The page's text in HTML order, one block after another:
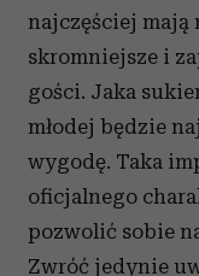
najczęściej mają
skromniejsze i
gości. Jaka
młodej będzie
wygodę. Taka
oficjalnego
pozwolić sobie
Zwróć jedynie